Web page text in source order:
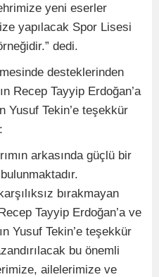
yeni eserler
yapılacak Spor Lisesi
dedi.
desteklerinden
Recep Tayyip Erdoğan’a
Yusuf Tekin’e teşekkür
arkasında güçlü bir
bırakmayan
Tayyip Erdoğan’a ve
Yusuf Tekin’e teşekkür
bu önemli
ailelerimize ve